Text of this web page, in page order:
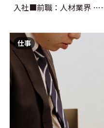
入社■前職：人材業界
仕事